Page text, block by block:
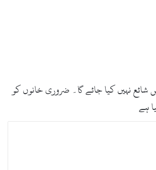
پنجاب، گلگت بلتستان، کشمیر اور
اور گرج چمک کے ساتھ بارش کا امکان
پر ژالہ باری بھی ہو سکتی ہے۔
نہیں کیا جائے گا۔ ضروری خانوں کو
ہے